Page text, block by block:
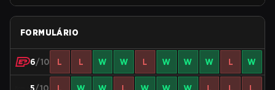
FORMULÁRIO
6/10 L L W W L W W W L W